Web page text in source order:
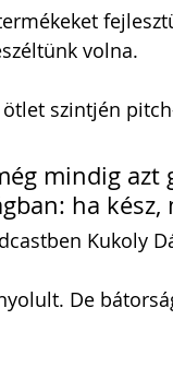
volna.
szintjén
mindig
ha
Kukoly
De